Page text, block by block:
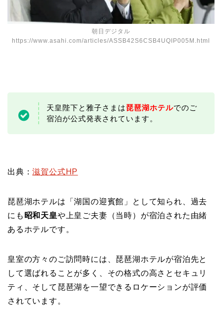
朝日デジタル
https://www.asahi.com/articles/ASSB42S6CSB4UQIP005M.html
天皇陛下と雅子さまは琵琶湖ホテルでのご
宿泊が公式発表されています。
出典：滋賀公式HP
琵琶湖ホテルは「湖国の迎賓館」として知られ、過去
にも 昭和天皇や上皇ご夫妻（当時）が宿泊された由緒
あるホテルです。
皇室の方々のご訪問時には、琵琶湖ホテルが宿泊先と
して選ばれることが多く、その格式の高さとセキュリ
ティ、そして琵琶湖を一望できるロケーションが評価
されています。